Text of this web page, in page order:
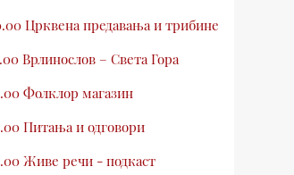
Црквена предавања и трибине
Врлинослов – Света Гора
Фолклор магазин
Питања и одговори
Живе речи - подкаст